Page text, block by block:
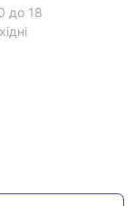
до 18